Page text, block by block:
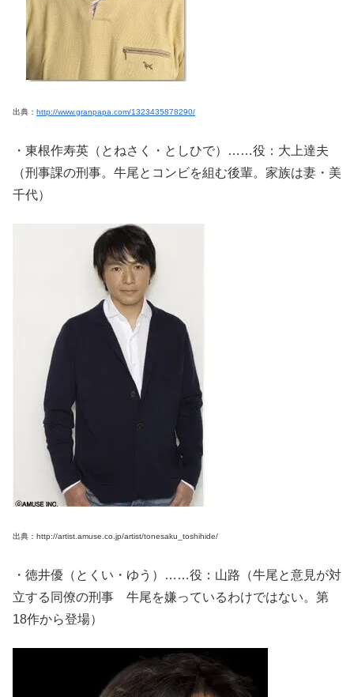
出典： http://www.granpapa.com/1323435878290/
・東根作寿英（とねさく・としひで）……役：大上達夫
（刑事課の刑事。牛尾とコンビを組む後輩。家族は妻・美
千代）
出典：http://artist.amuse.co.jp/artist/tonesaku_toshihide/
・徳井優（とくい・ゆう）……役：山路（牛尾と意見が対
立する同僚の刑事 牛尾を嫌っているわけではない。第
18作から登場）